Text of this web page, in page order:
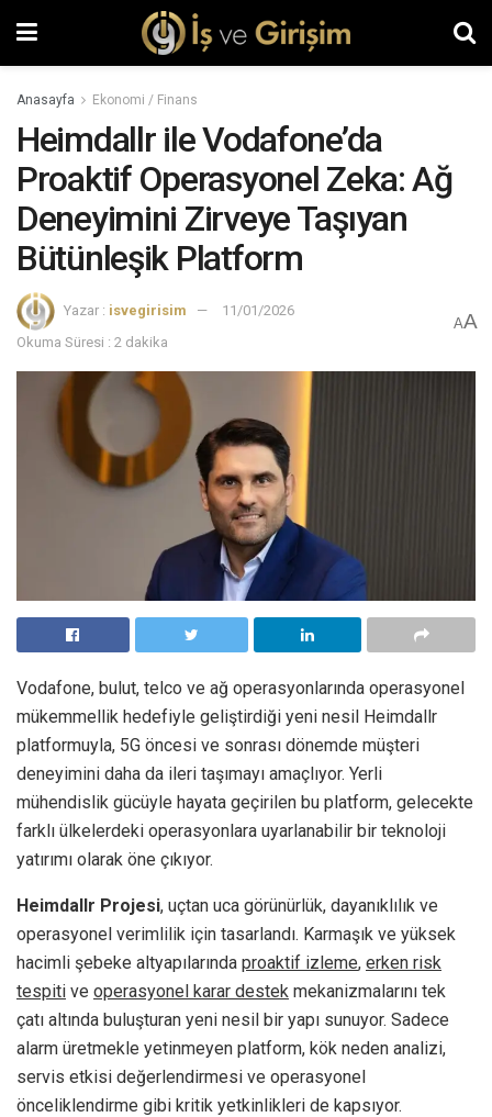
Anasayfa Ekonomi / Finans
Heimdallr ile Vodafone’da
Proaktif Operasyonel Zeka: Ağ
Deneyimini Zirveye Taşıyan
Bütünleşik Platform
Yazar : isvegirisim
11/01/2026
Okuma Süresi : 2 dakika
AA
Vodafone, bulut, telco ve ağ operasyonlarında operasyonel
mükemmellik hedefiyle geliştirdiği yeni nesil Heimdallr
platformuyla, 5G öncesi ve sonrası dönemde müşteri
deneyimini daha da ileri taşımayı amaçlıyor. Yerli
mühendislik gücüyle hayata geçirilen bu platform, gelecekte
farklı ülkelerdeki operasyonlara uyarlanabilir bir teknoloji
yatırımı olarak öne çıkıyor.
Heimdallr Projesi, uçtan uca görünürlük, dayanıklılık ve
operasyonel verimlilik için tasarlandı. Karmaşık ve yüksek
hacimli şebeke altyapılarında proaktif izleme, erken risk
tespiti ve operasyonel karar destek mekanizmalarını tek
çatı altında buluşturan yeni nesil bir yapı sunuyor. Sadece
alarm üretmekle yetinmeyen platform, kök neden analizi,
servis etkisi değerlendirmesi ve operasyonel
önceliklendirme gibi kritik yetkinlikleri de kapsıyor.